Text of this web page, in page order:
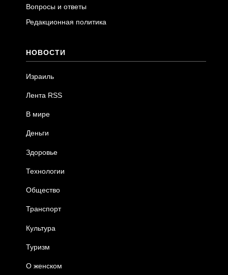
Вопросы и ответы
Редакционная политика
НОВОСТИ
Израиль
Лента RSS
В мире
Деньги
Здоровье
Технологии
Общество
Транспорт
Культура
Туризм
О женском